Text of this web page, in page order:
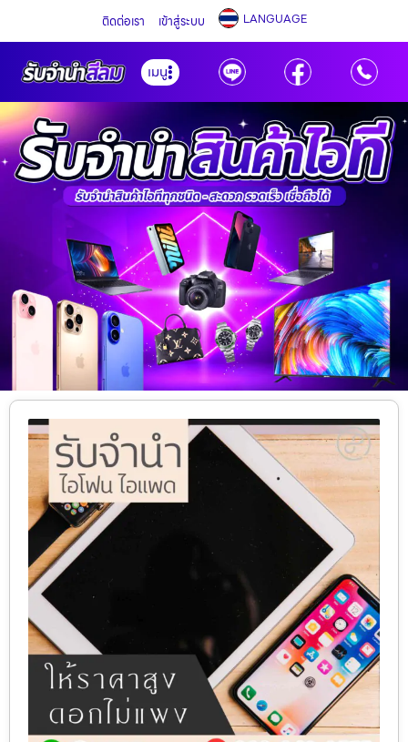
ติดต่อเรา เข้าสู่ระบบ LANGUAGE
เมนู